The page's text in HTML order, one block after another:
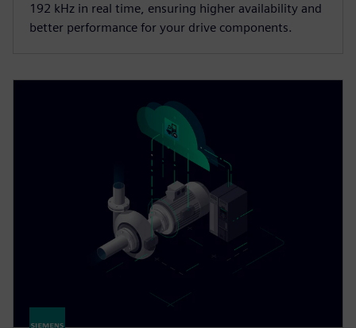
192 kHz in real time, ensuring higher availability and
better performance for your drive components.